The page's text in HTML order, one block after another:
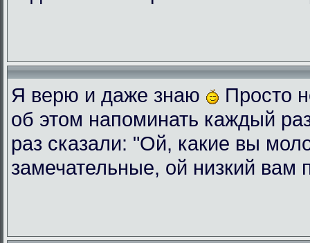
Я верю и даже знаю
Просто
об этом напоминать каждый
раз сказали: "Ой, какие вы
замечательные, ой низкий вам